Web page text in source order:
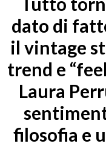
dato di
il vintage
trend e
Laura
filosofia e